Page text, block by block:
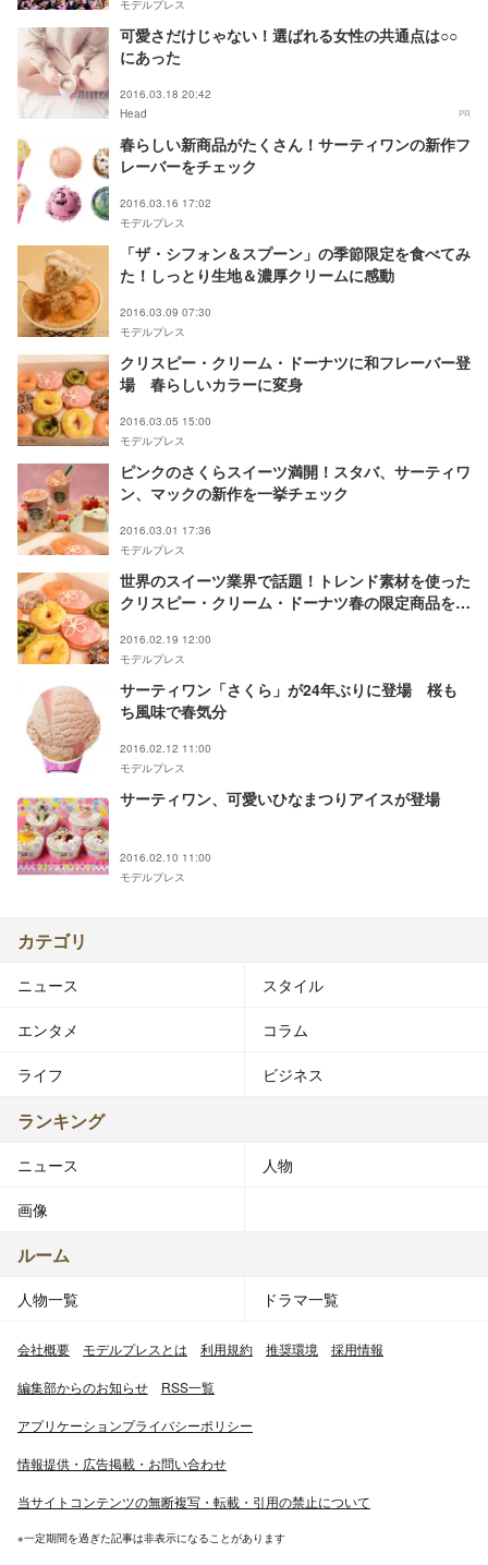
モデルプレス
可愛さだけじゃない！選ばれる女性の共通点は○○
にあった
2016.03.18 20:42
Head
PR
春らしい新商品がたくさん！サーティワンの新作フ
レーバーをチェック
2016.03.16 17:02
モデルプレス
「ザ・シフォン＆スプーン」の季節限定を食べてみ
た！しっとり生地＆濃厚クリームに感動
2016.03.09 07:30
モデルプレス
クリスピー・クリーム・ドーナツに和フレーバー登
場 春らしいカラーに変身
2016.03.05 15:00
モデルプレス
ピンクのさくらスイーツ満開！スタバ、サーティワ
ン、マックの新作を一挙チェック
2016.03.01 17:36
モデルプレス
世界のスイーツ業界で話題！トレンド素材を使った
クリスピー・クリーム・ドーナツ春の限定商品を一
2016.02.19 12:00
モデルプレス
サーティワン「さくら」が24年ぶりに登場 桜も
ち風味で春気分
2016.02.12 11:00
モデルプレス
サーティワン、可愛いひなまつりアイスが登場
2016.02.10 11:00
モデルプレス
カテゴリ
ニュース スタイル
エンタメ コラム
ライフ ビジネス
ランキング
ニュース 人物
画像
ルーム
人物一覧 ドラマ一覧
会社概要 モデルプレスとは 利用規約 推奨環境 採用情報
編集部からのお知らせ RSS一覧
アプリケーションプライバシーポリシー
情報提供・広告掲載・お問い合わせ
当サイトコンテンツの無断複写・転載・引用の禁止について
※一定期間を過ぎた記事は非表示になることがあります